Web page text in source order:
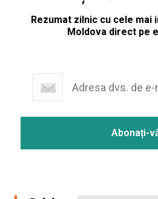
Rezumat zilnic cu cele mai
Moldova direct pe